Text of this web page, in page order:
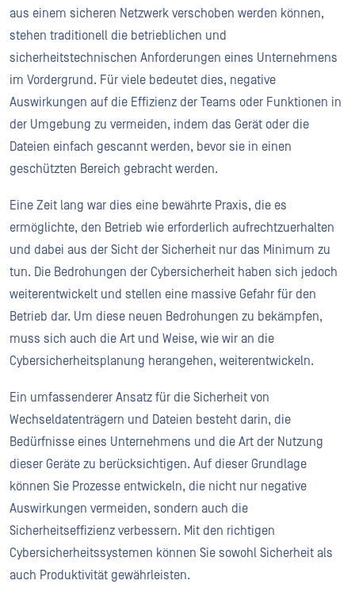
aus einem sicheren Netzwerk verschoben werden können,
stehen traditionell die betrieblichen und
sicherheitstechnischen Anforderungen eines Unternehmens
im Vordergrund. Für viele bedeutet dies, negative
Auswirkungen auf die Effizienz der Teams oder Funktionen in
der Umgebung zu vermeiden, indem das Gerät oder die
Dateien einfach gescannt werden, bevor sie in einen
geschützten Bereich gebracht werden.
Eine Zeit lang war dies eine bewährte Praxis, die es
ermöglichte, den Betrieb wie erforderlich aufrechtzuerhalten
und dabei aus der Sicht der Sicherheit nur das Minimum zu
tun. Die Bedrohungen der Cybersicherheit haben sich jedoch
weiterentwickelt und stellen eine massive Gefahr für den
Betrieb dar. Um diese neuen Bedrohungen zu bekämpfen,
muss sich auch die Art und Weise, wie wir an die
Cybersicherheitsplanung herangehen, weiterentwickeln.
Ein umfassenderer Ansatz für die Sicherheit von
Wechseldatenträgern und Dateien besteht darin, die
Bedürfnisse eines Unternehmens und die Art der Nutzung
dieser Geräte zu berücksichtigen. Auf dieser Grundlage
können Sie Prozesse entwickeln, die nicht nur negative
Auswirkungen vermeiden, sondern auch die
Sicherheitseffizienz verbessern. Mit den richtigen
Cybersicherheitssystemen können Sie sowohl Sicherheit als
auch Produktivität gewährleisten.